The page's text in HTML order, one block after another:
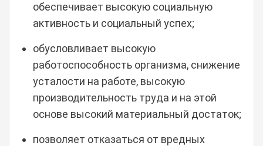
обеспечивает высокую социальную
активность и социальный успех;
обусловливает высокую
работоспособность организма, снижение
усталости на работе, высокую
производительность труда и на этой
основе высокий материальный достаток;
позволяет отказаться от вредных